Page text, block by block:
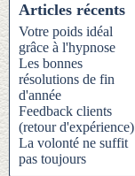
Articles récents
Votre poids idéal
grâce à l'hypnose
Les bonnes
résolutions de fin
d'année
Feedback clients
(retour d'expérience)
La volonté ne suffit
pas toujours